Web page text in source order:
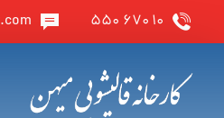
۱۰ ۶۷۰ ۵۵۰